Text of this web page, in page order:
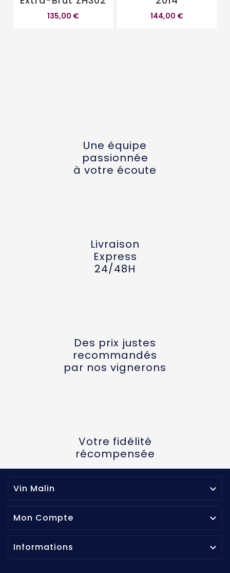
135,00 € 144,00 €
Une équipe
passionnée
à votre écoute
Livraison
Express
24/48H
Des prix justes
recommandés
par nos vignerons
Votre fidélité
récompensée
Vin Malin 
Mon Compte 
Informations 